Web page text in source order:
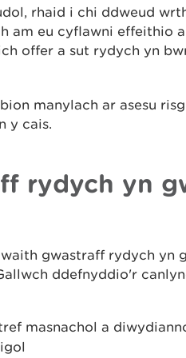
rhaid i chi ddweud
am eu cyflawni effeithio
offer a sut rydych yn
manylach ar asesu
y cais.
rydych yn
gwastraff rydych yn
ddefnyddio'r
masnachol a